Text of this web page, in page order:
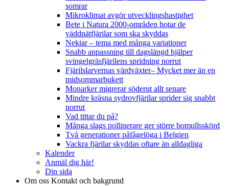
somrar
Mikroklimat avgör utvecklingshastighet
Bete i Natura 2000-områden hotar de
väddnätfjärilar som ska skyddas
Nektar – tema med många variationer
Snabb anpassning till dagslängd hjälper
svingelgräsfjärilens spridning norrut
Fjärilslarvernas värdväxter– Mycket mer än en
midsommarbukett
Monarker migrerar söderut allt senare
Mindre kräsna sydrovfjärilar sprider sig snabbt
norrut
Vad tittar du på?
Många slags pollinerare ger större bomullsskörd
Två generationer påfågelöga i Belgien
Vackra fjärilar skyddas oftare än alldagliga
Kalender
Anmäl dig här!
Din sida
Om oss Kontakt och bakgrund